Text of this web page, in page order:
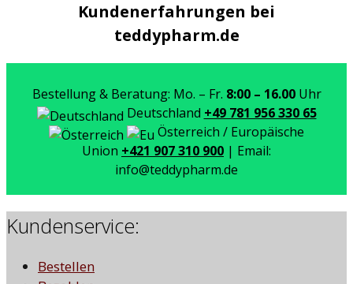
Kundenerfahrungen bei
teddypharm.de
Bestellung & Beratung: Mo. – Fr. 8:00 – 16.00Uhr
Deutschland +49 781 956 330 65
Österreich / Europäische
Union +421 907 310 900 | Email:
info@teddypharm.de
Kundenservice:
Bestellen